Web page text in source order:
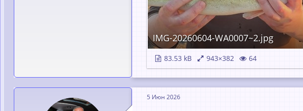
IMG-20260604-WA0007~2.jpg
83.53 kB 943×382 64
5 Июн 2026